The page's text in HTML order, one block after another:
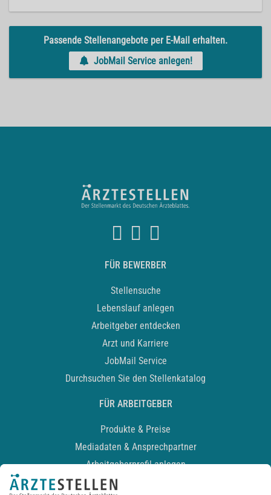
Passende Stellenangebote per E-Mail erhalten.
JobMail Service anlegen!
FÜR BEWERBER
Stellensuche
Lebenslauf anlegen
Arbeitgeber entdecken
Arzt und Karriere
JobMail Service
Durchsuchen Sie den Stellenkatalog
FÜR ARBEITGEBER
Produkte & Preise
Mediadaten & Ansprechpartner
Arbeitgeberprofil anlegen
Recruiting-Podcast